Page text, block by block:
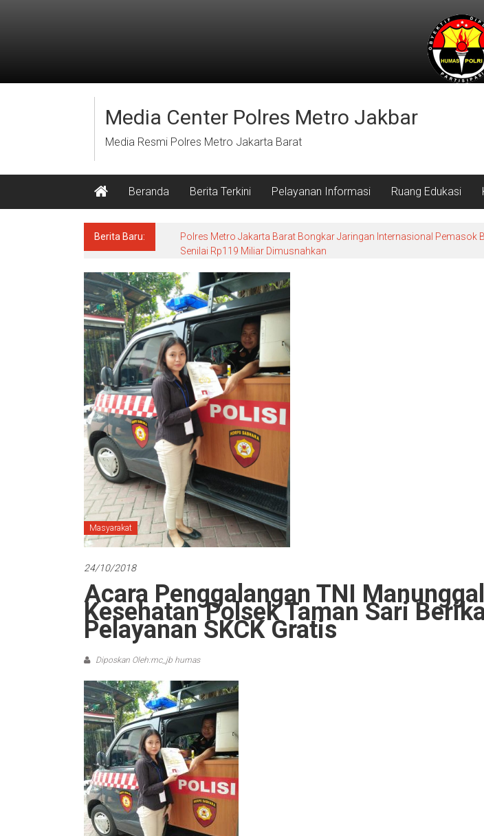
Media Center Polres Metro Jakbar
Media Resmi Polres Metro Jakarta Barat
Beranda Berita Terkini Pelayanan Informasi Ruang Edukasi
Berita Baru:
Polres Metro Jakarta Barat Bongkar Jaringan Internasional Pemasok
Senilai Rp119 Miliar Dimusnahkan
Masyarakat
24/10/2018
Acara Penggalangan TNI
Kesehatan Polsek Taman Sari
Pelayanan SKCK Gratis
Diposkan Oleh:mc_jb humas